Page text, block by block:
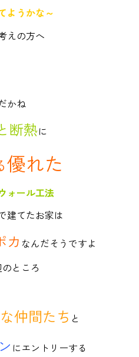
ようかな～
えの方へ
かね
断熱に
優れた
ォール工法
建てたお家は
カ なんだそうですよ
ところ
仲間たち と
にエントリーする